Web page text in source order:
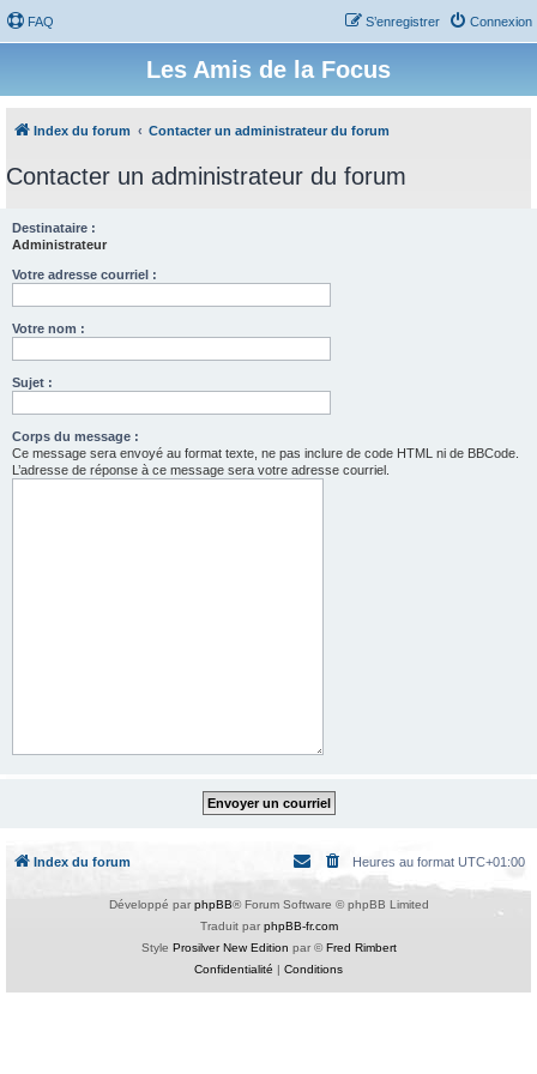
FAQ Connexion
S’enregistrer
Les Amis de la Focus
Index du forum Contacter un administrateur du forum
Contacter un administrateur du forum
Destinataire :
Administrateur
Votre adresse courriel :
Votre nom :
Sujet :
Corps du message :
Ce message sera envoyé au format texte, ne pas inclure de code HTML ni de BBCode.
L’adresse de réponse à ce message sera votre adresse courriel.
Index du forum Heures au format UTC+01:00
Développé par phpBB® Forum Software © phpBB Limited
Traduit par phpBB-fr.com
Style Prosilver New Edition par ©Fred Rimbert
Confidentialité | Conditions